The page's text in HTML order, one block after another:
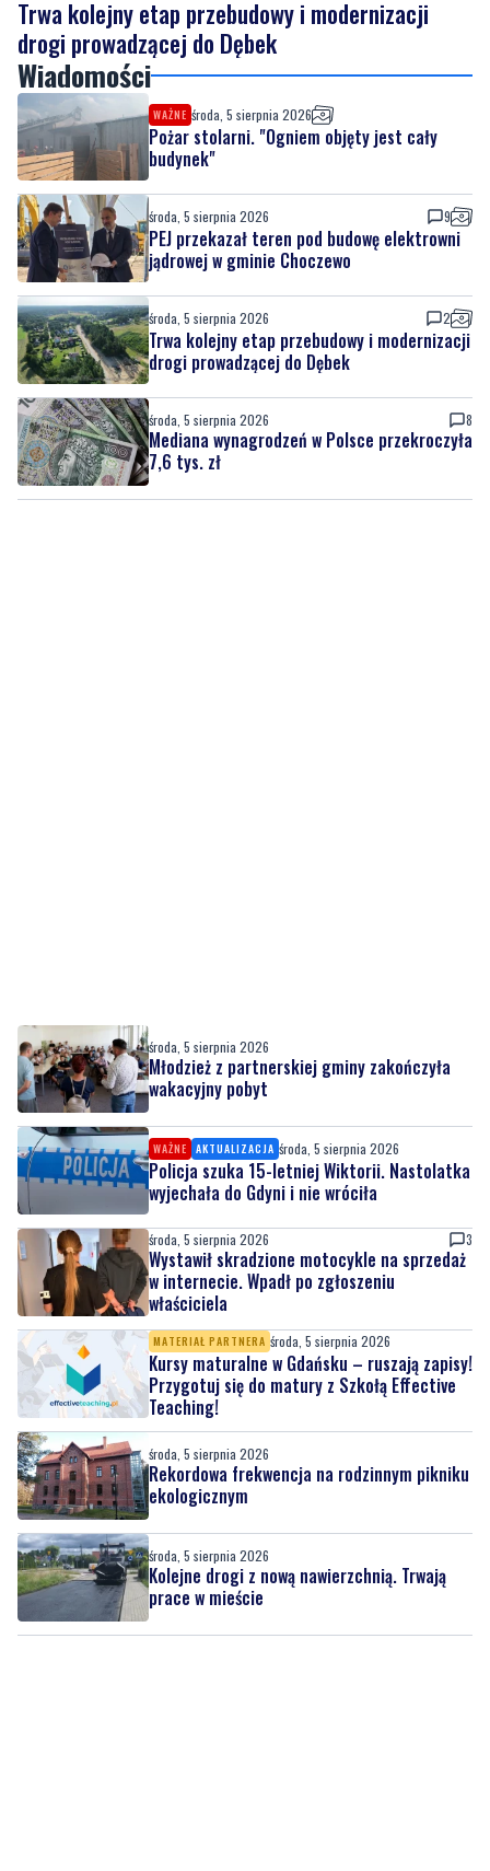
WAŻNE środa, 5 sierpnia 2026
Pożar stolarni. "Ogniem objęty jest cały
budynek"
środa, 5 sierpnia 2026
PEJ przekazał teren pod budowę elektrowni
środa, 5 sierpnia 2026 2
Trwa kolejny etap przebudowy i modernizacji
środa, 5 sierpnia 2026 8
Mediana wynagrodzeń w Polsce przekroczyła
7,6 tys. zł
WAŻNE AKTUALIZACJA środa, 5 sierpnia 2026
Policja szuka 15-letniej Wiktorii. Nastolatka
środa, 5 sierpnia 2026
Wystawił skradzione motocykle na sprzedaż
w internecie. Wpadł po zgłoszeniu
właściciela
MATERIAŁ PARTNERA środa, 5 sierpnia 2026
Kursy maturalne w Gdańsku – ruszają zapisy!
Przygotuj się do matury z Szkołą Effective
Teaching!
środa, 5 sierpnia 2026
Rekordowa frekwencja na rodzinnym pikniku
ekologicznym
środa, 5 sierpnia 2026
Kolejne drogi z nową nawierzchnią. Trwają